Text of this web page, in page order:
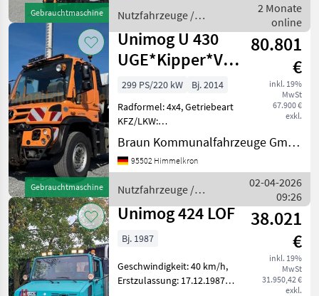
Gebrauchtmaschine
(Kipphydraulik) UNIMOG
U500 (Typ: 405/40) Kom
Nutzfahrzeuge /
Unimog
2 Monate
online
Gebrauchtmaschine
Unimog U 430
6
80.801
€
inkl. 19%
MwSt
67.900 €
exkl.
299 PS/220 kW
Bj. 2014
Radformel: 4x4, Getriebeart
KFZ/LKW:
Automatikgetriebe,
Treibstoff: Diesel,
Klimaanlage, Standheizung,
(Kipphydraulik) Unimog
U430 UGE aus 1-Hand (
Braun Kommunalfahrzeuge GmbH & Co KG
95502 Himmelkron
Nutzfahrzeuge /
Unimog
02-04-2026
09:26
Unimog 424 LOF
38.021
€
inkl. 19%
MwSt
31.950,42 €
exkl.
Bj. 1987
Geschwindigkeit: 40 km/h,
Erstzulassung: 17.12.1987,